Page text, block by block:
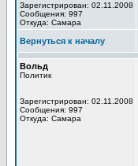
Зарегистрирован: 02.11.2008
Сообщения: 997
Откуда: Самара
Вернуться к началу
Вольд
Политик
Зарегистрирован: 02.11.2008
Сообщения: 997
Откуда: Самара